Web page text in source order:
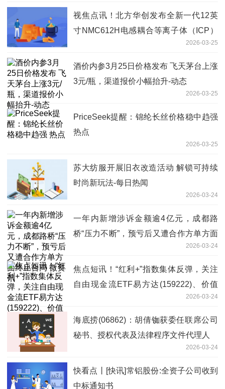
视焦点讯！北方华创发布全新一代12英
寸NMC612H电感耦合等离子体（ICP）
2026-03-25
酒价内参3月25日价格发布 飞天茅台上涨
3元/瓶，渠道报价小幅抬升-动态
2026-03-25
PriceSeek提醒：锦纶长丝价格稳中趋强
热点
2026-03-25
苏大纺服开展旧衣改造活动 解锁可持续
时尚新玩法-每日热闻
2026-03-24
一年内新增涉诉金额逾4亿元，成都路
桥“压力不断”，预亏后又遭合作方单方面
2026-03-24
焦点短讯！“红利+”指数集体反弹，关注
自由现金流ETF易方达(159222)、价值
2026-03-24
海底捞(06862)：胡倩铷获委任联席公司
秘书、授权代表及法律程序文件代理人
2026-03-24
快看点丨[快讯]常铝股份:全资子公司收到
中标通知书